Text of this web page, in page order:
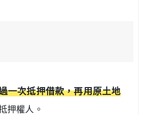
一次抵押借款，再用原土地
押權人。